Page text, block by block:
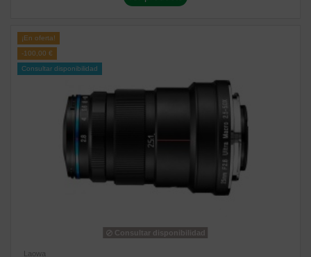
¡En oferta!
-100,00 €
Consultar disponibilidad
Consultar disponibilidad
Laowa